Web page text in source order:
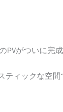
がついに完成
ティックな空